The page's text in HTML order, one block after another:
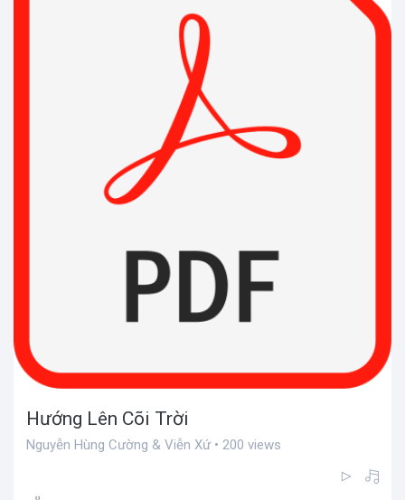
Hướng Lên Cõi Trời
Nguyễn Hùng Cường & Viễn Xứ • 200 views